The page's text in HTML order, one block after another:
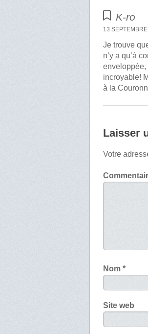
K-ro
13
Je trouve
n’y a qu’à
enveloppée,
incroyable!
à la
Laisser
Votre
Nom*
Site web